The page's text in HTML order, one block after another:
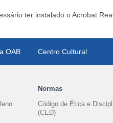
ter instalado o Acrobat
OAB Centro Cultural
Normas
Código de Ética e
(CED)